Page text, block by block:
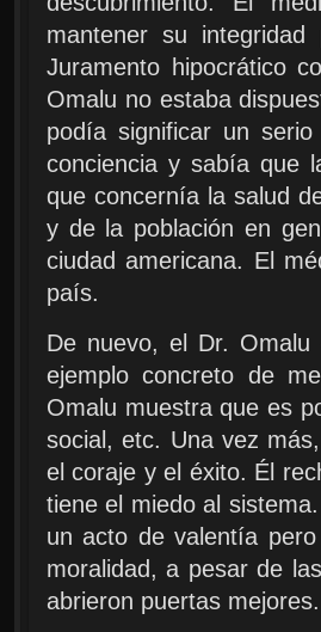
mantener su
Juramento hipocrático
Omalu no estaba
podía significar un
conciencia y sabía que
que concernía la salud
y de la población en
ciudad americana. El
país.
De nuevo, el Dr.
ejemplo concreto de
Omalu muestra que es
social, etc. Una vez
el coraje y el éxito. Él
tiene el miedo al
un acto de valentía
moralidad, a pesar de
abrieron puertas mejores.